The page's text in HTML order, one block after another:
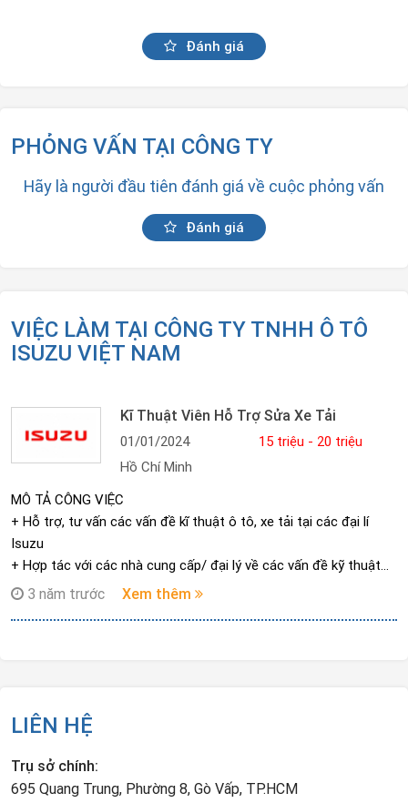
Đánh giá
PHỎNG VẤN TẠI CÔNG TY
Hãy là người đầu tiên đánh giá về cuộc phỏng vấn
Đánh giá
VIỆC LÀM TẠI CÔNG TY TNHH Ô TÔ
ISUZU VIỆT NAM
Kĩ Thuật Viên Hỗ Trợ Sửa Xe Tải
01/01/2024
15 triệu - 20 triệu
Hồ Chí Minh
MÔ TẢ CÔNG VIỆC
+ Hỗ trợ, tư vấn các vấn đề kĩ thuật ô tô, xe tải tại các đại lí
Isuzu
+ Hợp tác với các nhà cung cấp/ đại lý về các vấn đề kỹ thuật
xe tải3 năm trước Xem thêm
LIÊN HỆ
Trụ sở chính:
695 Quang Trung, Phường 8, Gò Vấp, TP.HCM